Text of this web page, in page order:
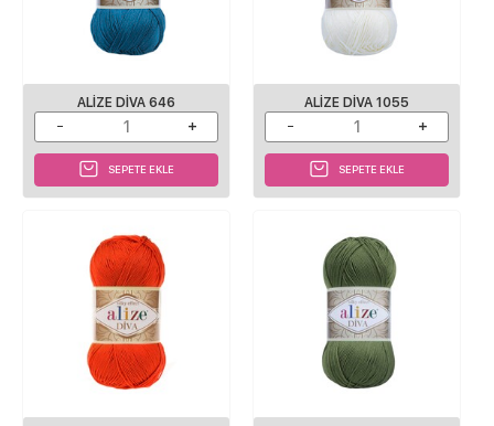
ALIZE DIVA 646
SEPETE EKLE
ALIZE DIVA 1055
SEPETE EKLE